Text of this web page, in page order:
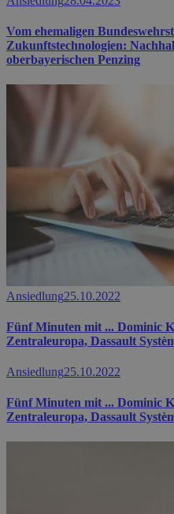
Vom ehemaligen
Zukunftstechnologien:
oberbayerischen Penzing
Ansiedlung25.10.2022
Fünf Minuten mit ... Dominic
Zentraleuropa, Dassault
Ansiedlung25.10.2022
Fünf Minuten mit ... Dominic
Zentraleuropa, Dassault